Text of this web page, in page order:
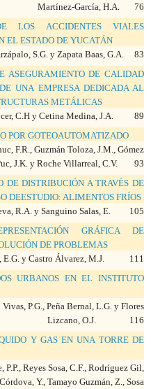
Martínez-García, H.A. 76
LOS ACCIDENTES VIALES
EL ESTADO DE YUCATÁN
S.G. y Zapata Baas, G.A. 83
ASEGURAMIENTO DE CALIDAD
UNA EMPRESA DEDICADA AL
METÁLICAS
C.H y Cetina Medina, J.A. 89
POR GOTEOAUTOMATIZADO
F.R., Guzmán Toloza, J.M., Gómez
J.K. y Roche Villarreal, C.V. 93
DE DISTRIBUCIÓN A TRAVÉS DE
DEESTUDIO: ALIMENTOS FRÍOS
R.A. y Sanguino Salas, E. 105
GRÁFICA DE
DE PROBLEMAS
E.G. y Castro Álvarez, M.J. 111
URBANOS EN EL INSTITUTO
P.G., Peña Bernal, L.G. y Flores
Lizcano, O.J. 116
Y GAS EN UNA TORRE DE
Reyes Sosa, C.F., Rodríguez Gil,
Y., Tamayo Guzmán, Z., Sosa